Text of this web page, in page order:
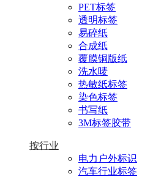
PET标签
透明标签
易碎纸
合成纸
覆膜铜版纸
洗水唛
热敏纸标签
染色标签
书写纸
3M标签胶带
按行业
电力户外标识
汽车行业标签